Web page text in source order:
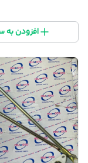
افزودن به